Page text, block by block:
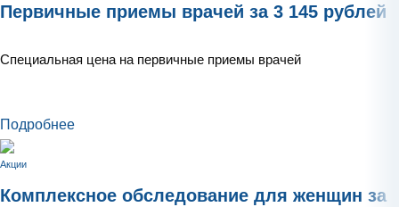
Первичные приемы врачей за 3 145 рублей
Специальная цена на первичные приемы врачей
Подробнее
Акции
Комплексное обследование для женщин за